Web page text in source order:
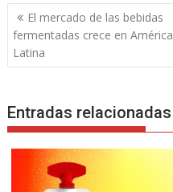
Navegación
de
entradas
El mercado de las bebidas
fermentadas crece en América
Latina
Entradas relacionadas